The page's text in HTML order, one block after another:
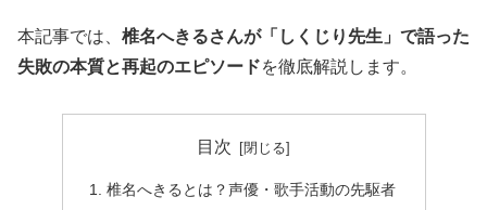
本記事では、 椎名へきるさんが「しくじり先生」で語った
失敗の本質と再起のエピソードを徹底解説します。
目次
椎名へきるとは？声優・歌手活動の先駆者